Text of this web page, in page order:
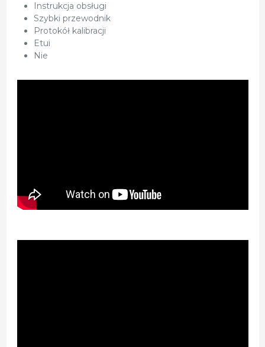
Instrukcja obsługi
Szybki przewodnik
Protokół kalibracji
Etui
Nie